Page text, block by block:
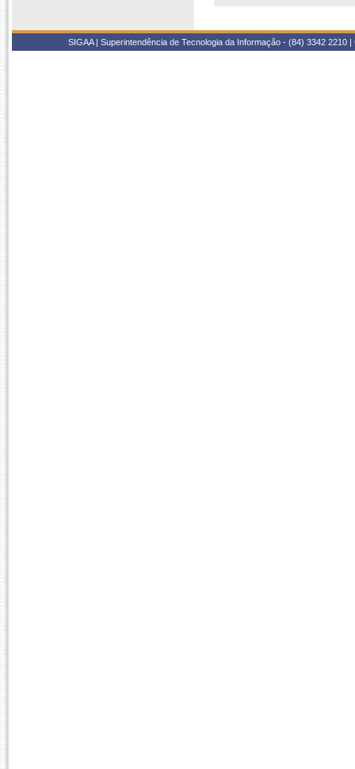
SIGAA | Superintendência de Tecnologia da Informação - (84) 3342